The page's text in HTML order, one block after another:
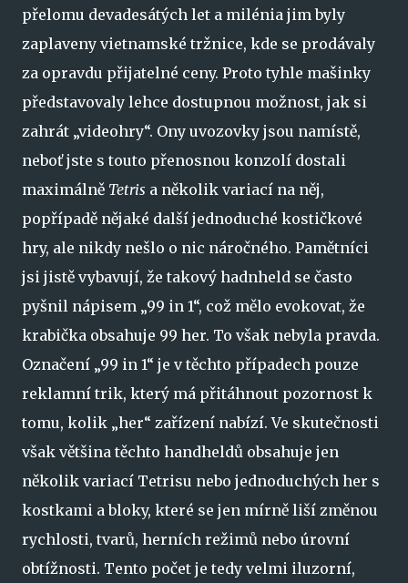
přelomu devadesátých let a milénia jim byly
zaplaveny vietnamské tržnice, kde se prodávaly
za opravdu přijatelné ceny. Proto tyhle mašinky
představovaly lehce dostupnou možnost, jak si
zahrát „videohry“. Ony uvozovky jsou namístě,
neboť jste s touto přenosnou konzolí dostali
maximálně Tetris a několik variací na něj,
popřípadě nějaké další jednoduché kostičkové
hry, ale nikdy nešlo o nic náročného. Pamětníci
jsi jistě vybavují, že takový hadnheld se často
pyšnil nápisem „99 in 1“, což mělo evokovat, že
krabička obsahuje 99 her. To však nebyla pravda.
Označení „99 in 1“ je v těchto případech pouze
reklamní trik, který má přitáhnout pozornost k
tomu, kolik „her“ zařízení nabízí. Ve skutečnosti
však většina těchto handheldů obsahuje jen
několik variací Tetrisu nebo jednoduchých her s
kostkami a bloky, které se jen mírně liší změnou
rychlosti, tvarů, herních režimů nebo úrovní
obtížnosti. Tento počet je tedy velmi iluzorní,